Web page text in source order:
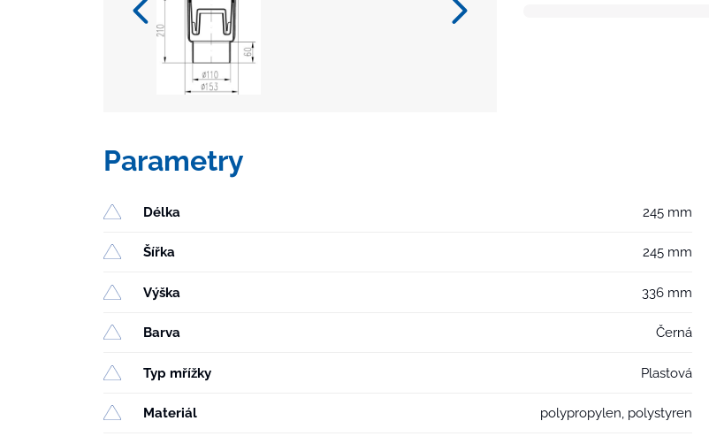
Parametry
Délka 245 mm
Šířka 245 mm
Výška 336 mm
Barva Černá
Typ mřížky Plastová
Materiál polypropylen, polystyren